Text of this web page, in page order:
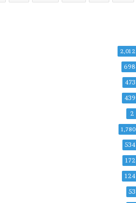
2,012
698
473
439
2
1,780
534
172
124
53